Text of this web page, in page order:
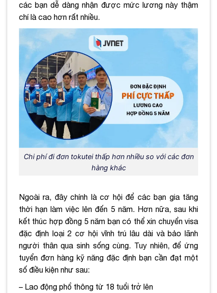
các bạn dễ dàng nhận được mức lương này thậm
chí là cao hơn rất nhiều.
Chi phí đi đơn tokutei thấp hơn nhiều so với các đơn
hàng khác
Ngoài ra, đây chính là cơ hội để các bạn gia tăng
thời hạn làm việc lên đến 5 năm. Hơn nữa, sau khi
kết thúc hợp đồng 5 năm bạn có thể xin chuyển visa
đặc định loại 2 cơ hội vĩnh trú lâu dài và bảo lãnh
người thân qua sinh sống cùng. Tuy nhiên, để ứng
tuyển đơn hàng kỹ năng đặc định bạn cần đạt một
số điều kiện như sau:
– Lao động phổ thông từ 18 tuổi trở lên